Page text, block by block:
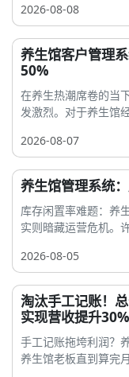
2026-08-08
养生馆客户管理
50%
在养生热潮席卷的当
发激烈。对于养生馆
2026-08-07
养生馆管理系统
库存闲置率难题：养
实则暗藏运营危机。
2026-08-05
淘汰手工记账！
实现营收提升30%
手工记账拖垮利润？
养生馆老板直到算完